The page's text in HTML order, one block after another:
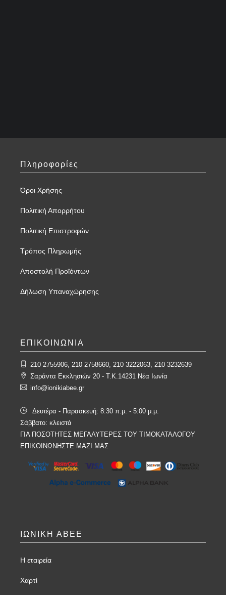
Πληροφορίες
Όροι Χρήσης
Πολιτική Απορρήτου
Πολιτική Επιστροφών
Τρόπος Πληρωμής
Αποστολή Προϊόντων
Δήλωση Υπαναχώρησης
ΕΠΙΚΟΙΝΩΝΙΑ
210 2755906, 210 2758660, 210 3222063, 210 3232639
Σαράντα Εκκλησιών 20 - T.K.14231 Νέα Ιωνία
info@ionikiabee.gr
Δευτέρα - Παρασκευή: 8:30 π.μ. - 5:00 μ.μ.
Σάββατο: κλειστά
ΓΙΑ ΠΟΣΟΤΗΤΕΣ ΜΕΓΑΛΥΤΕΡΕΣ ΤΟΥ ΤΙΜΟΚΑΤΑΛΟΓΟΥ
ΕΠΙΚΟΙΝΩΝΗΣΤΕ ΜΑΖΙ ΜΑΣ
ΙΩΝΙΚΗ ΑΒΕΕ
Η εταιρεία
Χαρτί